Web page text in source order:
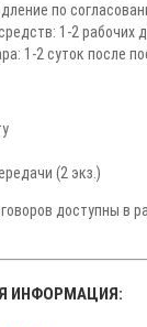
по
1-2 рабочих
1-2 суток после
(2 экз.)
доступны в
ИНФОРМАЦИЯ: